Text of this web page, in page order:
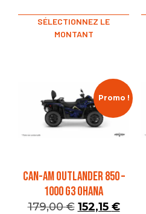
SÉLECTIONNEZ LE
MONTANT
Promo !
CAN-AM OUTLANDER 850 –
1000 G3 OHANA
179,00€ 152,15 €